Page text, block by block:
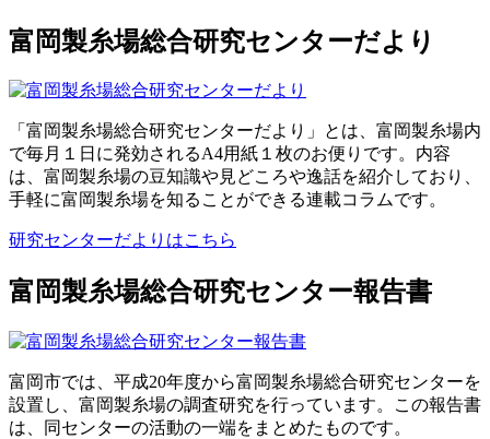
富岡製糸場総合研究センターだより
「富岡製糸場総合研究センターだより」とは、富岡製糸場内
で毎月１日に発効されるA4用紙１枚のお便りです。内容
は、富岡製糸場の豆知識や見どころや逸話を紹介しており、
手軽に富岡製糸場を知ることができる連載コラムです。
研究センターだよりはこちら
富岡製糸場総合研究センター報告書
富岡市では、平成20年度から富岡製糸場総合研究センターを
設置し、富岡製糸場の調査研究を行っています。この報告書
は、同センターの活動の一端をまとめたものです。